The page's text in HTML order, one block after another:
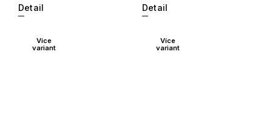
Detail Detail
Více
variant
Více
variant